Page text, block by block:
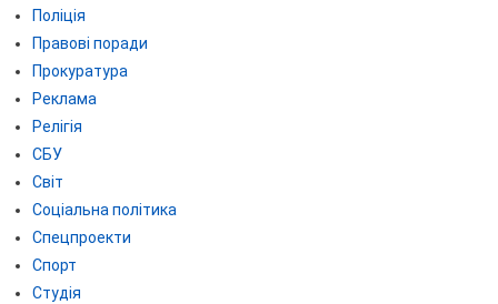
Поліція
Правові поради
Прокуратура
Реклама
Релігія
СБУ
Світ
Соціальна політика
Спецпроекти
Спорт
Студія